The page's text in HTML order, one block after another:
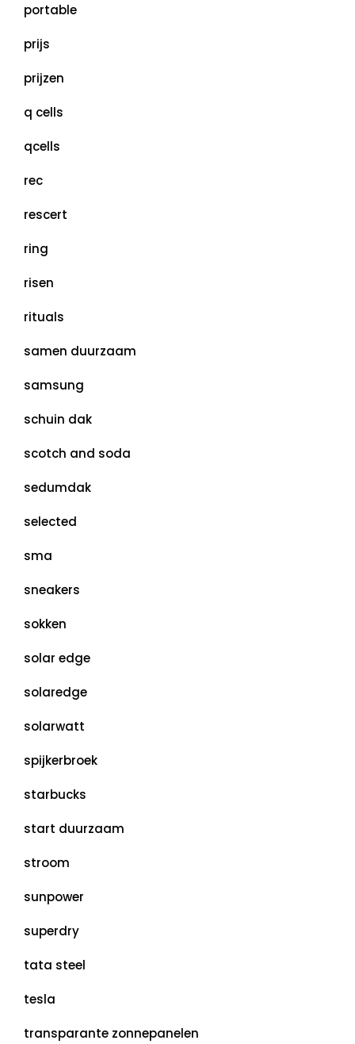
portable
prijs
prijzen
q cells
qcells
rec
rescert
ring
risen
rituals
samen duurzaam
samsung
schuin dak
scotch and soda
sedumdak
selected
sma
sneakers
sokken
solar edge
solaredge
solarwatt
spijkerbroek
starbucks
start duurzaam
stroom
sunpower
superdry
tata steel
tesla
transparante zonnepanelen